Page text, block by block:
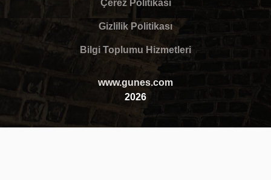
Çerez Politikası
Gizlilik Politikası
Bilgi Toplumu Hizmetleri
www.gunes.com
2026